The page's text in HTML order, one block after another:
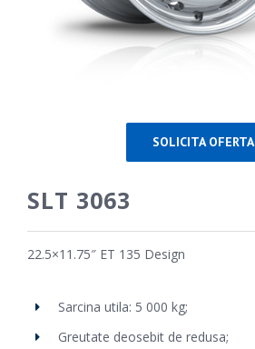
CONTACT
SOLICITA OFERTA
SLT 3063
22.5×11.75″ ET 135 Design
Sarcina utila: 5 000 kg;
Greutate deosebit de redusa;